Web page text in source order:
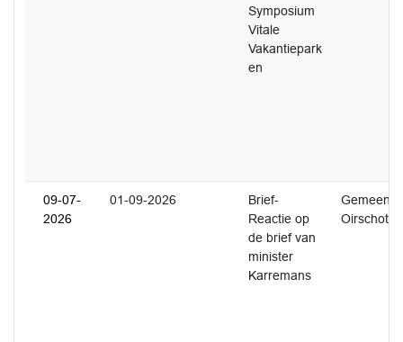
Symposium
Vitale
Vakantiepark
en
09-07-
2026
01-09-2026
Brief-
Reactie op
de brief van
minister
Karremans
Gemeente
Oirschot